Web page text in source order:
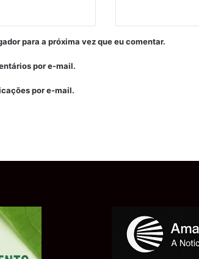
para a próxima vez que eu comentar.
por e-mail.
por e-mail.